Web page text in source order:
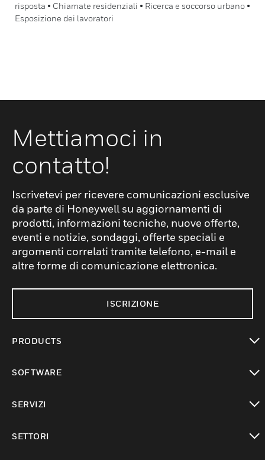
risposta • Chiamate residenziali • Ricerca e soccorso urbano •
Esposizione dei lavoratori
Mettiamoci in
contatto!
Iscrivetevi per ricevere comunicazioni esclusive
da parte di Honeywell su aggiornamenti di
prodotti, informazioni tecniche, nuove offerte,
eventi e notizie, sondaggi, offerte speciali e
argomenti correlati tramite telefono, e-mail e
altre forme di comunicazione elettronica.
ISCRIZIONE
PRODUCTS
SOFTWARE
SERVIZI
SETTORI